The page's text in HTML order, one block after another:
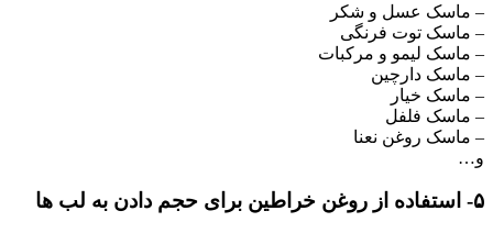
– ماسک عسل و شکر
– ماسک توت فرنگی
– ماسک لیمو و مرکبات
– ماسک دارچین
– ماسک خیار
– ماسک فلفل
– ماسک روغن نعنا
و…
۵- استفاده از روغن خراطین برای حجم دادن به لب ها